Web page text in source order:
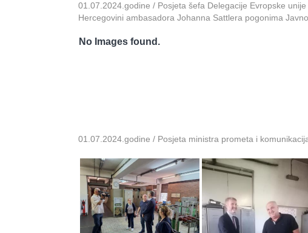
01.07.2024.godine / Posjeta šefa Delegacije Evropske
Hercegovini ambasadora Johanna Sattlera pogonima
No Images found.
01.07.2024.godine / Posjeta ministra prometa i